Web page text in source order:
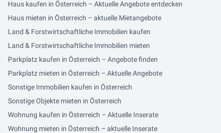
Haus kaufen in Österreich – Aktuelle Angebote entdecken
Haus mieten in Österreich – aktuelle Mietangebote
Land & Forstwirtschaftliche Immobilien kaufen
Land & Forstwirtschaftliche Immobilien mieten
Parkplatz kaufen in Österreich – Angebote finden
Parkplatz mieten in Österreich – Aktuelle Angebote
Sonstige Immobilien kaufen in Österreich
Sonstige Objekte mieten in Österreich
Wohnung kaufen in Österreich – Aktuelle Inserate
Wohnung mieten in Österreich – aktuelle Inserate